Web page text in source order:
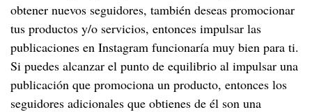
obtener nuevos seguidores, también deseas promocionar
tus productos y/o servicios, entonces impulsar las
publicaciones en Instagram funcionaría muy bien para ti.
Si puedes alcanzar el punto de equilibrio al impulsar una
publicación que promociona un producto, entonces los
seguidores adicionales que obtienes de él son una